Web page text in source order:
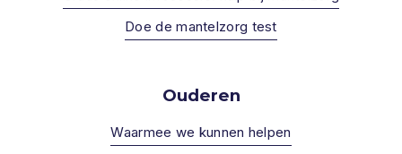
Doe de mantelzorg test
Ouderen
Waarmee we kunnen helpen